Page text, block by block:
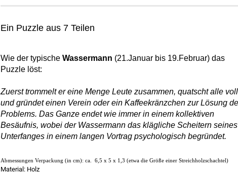
Ein Puzzle aus 7 Teilen
Wie der typische Wassermann (21.Januar bis 19.Februar) das
Puzzle löst:
Zuerst trommelt er eine Menge Leute zusammen, quatscht alle voll
und gründet einen Verein oder ein Kaffeekränzchen zur Lösung
Problems. Das Ganze endet wie immer in einem kollektiven
Besäufnis, wobei der Wassermann das klägliche Scheitern seines
Unterfanges in einem langen Vortrag psychologisch begründet.
Abmessungen Verpackung (in cm): ca. 6,5 x 5 x 1,3 (etwa die Größe einer Streichholzschachtel)
Material: Holz